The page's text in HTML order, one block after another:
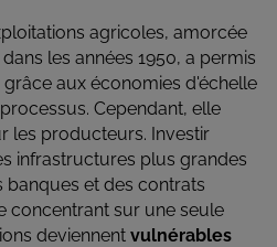
agricoles, amorcée
les années 1950, a permis
aux économies d'échelle
Cependant, elle
les producteurs. Investir
infrastructures plus grandes
banques et des contrats
concentrant sur une seule
deviennent vulnérables